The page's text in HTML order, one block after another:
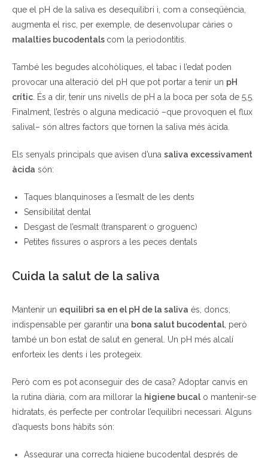
que el pH de la saliva es desequilibri i, com a conseqüència,
augmenta el risc, per exemple, de desenvolupar càries o
malalties bucodentals com la periodontitis.
També les begudes alcohòliques, el tabac i l’edat poden
provocar una alteració del pH que pot portar a tenir un pH
crític . És a dir, tenir uns nivells de pH a la boca per sota de 5,5.
Finalment, l’estrès o alguna medicació –que provoquen el flux
salival– són altres factors que tornen la saliva més àcida.
Els senyals principals que avisen d’una saliva excessivament
àcida són:
Taques blanquinoses a l’esmalt de les dents
Sensibilitat dental
Desgast de l’esmalt (transparent o groguenc)
Petites fissures o asprors a les peces dentals
Cuida la salut de la saliva
Mantenir un equilibri sa en el pH de la saliva és, doncs,
indispensable per garantir una bona salut bucodental , però
també un bon estat de salut en general. Un pH més alcalí
enforteix les dents i les protegeix.
Però com es pot aconseguir des de casa? Adoptar canvis en
la rutina diària, com ara millorar la higiene bucal o mantenir-se
hidratats, és perfecte per controlar l’equilibri necessari. Alguns
d’aquests bons hàbits són:
Assegurar una correcta higiene bucodental després de